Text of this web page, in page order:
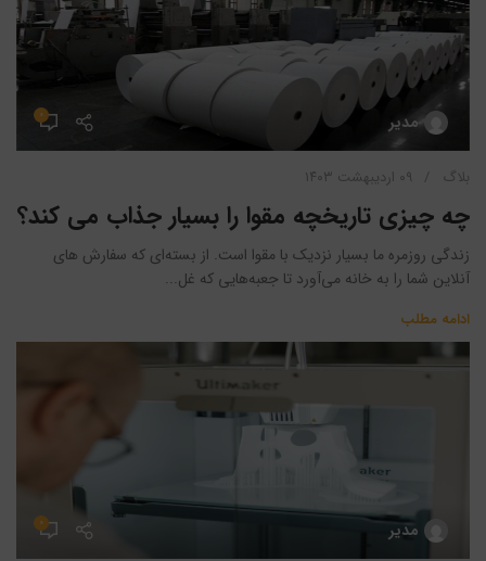
مدیر ۰
بلاگ ۰۹ اردیبهشت ۱۴۰۳
چه چیزی تاریخچه مقوا را بسیار جذاب می کند؟
زندگی روزمره ما بسیار نزدیک با مقوا است. از بسته‌ای که سفارش های
آنلاین شما را به خانه می‌آورد تا جعبه‌هایی که غل...
ادامه مطلب
مدیر ۰